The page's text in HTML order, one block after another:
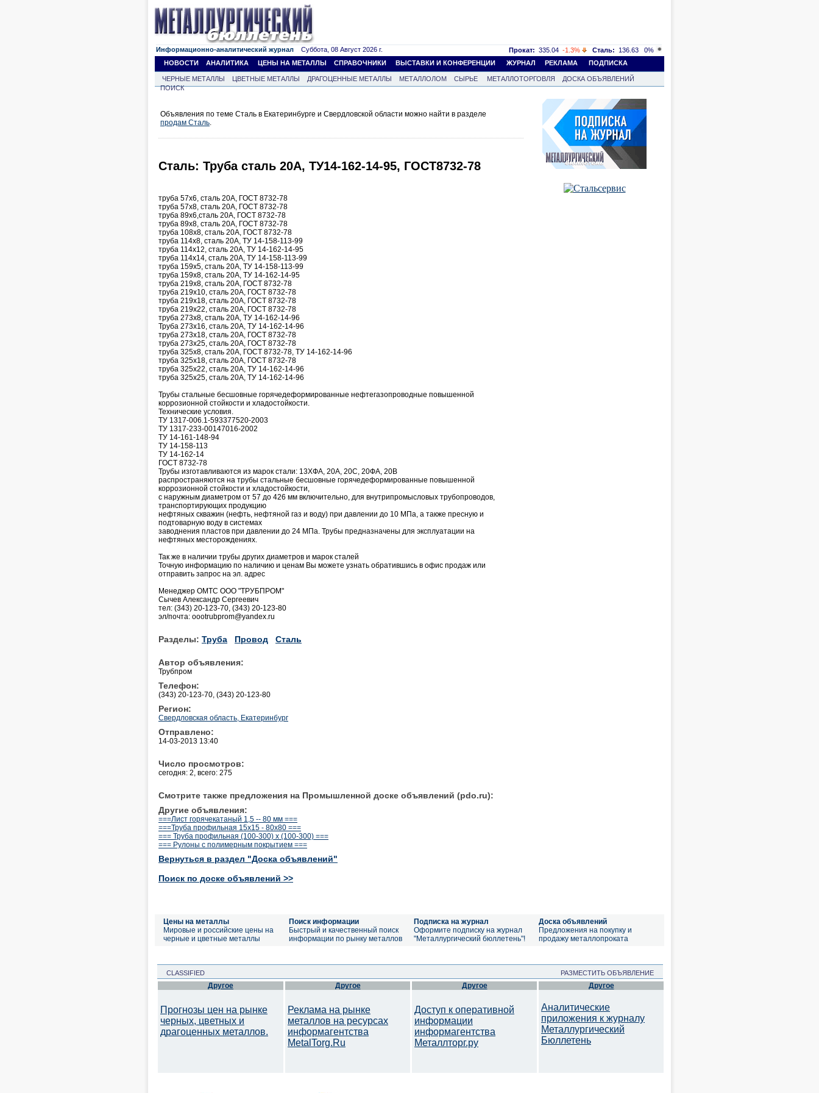
Информационно-аналитический журнал Суббота, 08 Август 2026 г. Прокат: 335.04 -1.3% Сталь: 136.63
0%
НОВОСТИ
АНАЛИТИКА ЦЕНЫ НА МЕТАЛЛЫ СПРАВОЧНИКИ ВЫСТАВКИ И КОНФЕРЕНЦИИ ЖУРНАЛ РЕКЛАМА ПОДПИСКА
ЧЕРНЫЕ МЕТАЛЛЫ ЦВЕТНЫЕ МЕТАЛЛЫ ДРАГОЦЕННЫЕ МЕТАЛЛЫ МЕТАЛЛОЛОМ СЫРЬЕ МЕТАЛЛОТОРГОВЛЯ
ДОСКА ОБЪЯВЛЕНИЙ
ПОИСК
Объявления по теме Сталь в Екатеринбурге и Свердловской области можно найти в разделе
продам Сталь.
Сталь: Труба сталь 20А, ТУ14-162-14-95, ГОСТ8732-78
труба 57х6, сталь 20А, ГОСТ 8732-78
труба 57х8, сталь 20А, ГОСТ 8732-78
труба 89х6,сталь 20А, ГОСТ 8732-78
труба 89х8, сталь 20А, ГОСТ 8732-78
труба 108х8, сталь 20А, ГОСТ 8732-78
труба 114х8, сталь 20А, ТУ 14-158-113-99
труба 114х12, сталь 20А, ТУ 14-162-14-95
труба 114х14, сталь 20А, ТУ 14-158-113-99
труба 159х5, сталь 20А, ТУ 14-158-113-99
труба 159х8, сталь 20А, ТУ 14-162-14-95
труба 219х8, сталь 20А, ГОСТ 8732-78
труба 219х10, сталь 20А, ГОСТ 8732-78
труба 219х18, сталь 20А, ГОСТ 8732-78
труба 219х22, сталь 20А, ГОСТ 8732-78
труба 273х8, сталь 20А, ТУ 14-162-14-96
Труба 273х16, сталь 20А, ТУ 14-162-14-96
труба 273х18, сталь 20А, ГОСТ 8732-78
труба 273х25, сталь 20А, ГОСТ 8732-78
труба 325х8, сталь 20А, ГОСТ 8732-78, ТУ 14-162-14-96
труба 325х18, сталь 20А, ГОСТ 8732-78
труба 325х22, сталь 20А, ТУ 14-162-14-96
труба 325х25, сталь 20А, ТУ 14-162-14-96
Трубы стальные бесшовные горячедеформированные нефтегазопроводные повышенной
коррозионной стойкости и хладостойкости.
Технические условия.
ТУ 1317-006.1-593377520-2003
ТУ 1317-233-00147016-2002
ТУ 14-161-148-94
ТУ 14-158-113
ТУ 14-162-14
ГОСТ 8732-78
Трубы изготавливаются из марок стали: 13ХФА, 20А, 20С, 20ФА, 20В
распространяются на трубы стальные бесшовные горячедеформированные повышенной
коррозионной стойкости и хладостойкости,
с наружным диаметром от 57 до 426 мм включительно, для внутрипромысловых трубопроводов,
транспортирующих продукцию
нефтяных скважин (нефть, нефтяной газ и воду) при давлении до 10 МПа, а также пресную и
подтоварную воду в системах
заводнения пластов при давлении до 24 МПа. Трубы предназначены для эксплуатации на
нефтяных месторождениях.
Так же в наличии трубы других диаметров и марок сталей
Точную информацию по наличию и ценам Вы можете узнать обратившись в офис продаж или
отправить запрос на эл. адрес
Менеджер ОМТС ООО "ТРУБПРОМ"
Сычев Александр Сергеевич
тел: (343) 20-123-70, (343) 20-123-80
эл/почта: oootrubprom@yandex.ru
Разделы: Труба Провод Сталь
Автор объявления:
Трубпром
Телефон:
(343) 20-123-70, (343) 20-123-80
Регион:
Свердловская область, Екатеринбург
Отправлено:
14-03-2013 13:40
Число просмотров:
сегодня: 2, всего: 275
Смотрите также предложения на Промышленной доске объявлений (pdo.ru):
Другие объявления:
===Лист горячекатаный 1,5 -- 80 мм ===
===Труба профильная 15x15 - 80x80 ===
=== Труба профильная (100-300) х (100-300) ===
=== Рулоны с полимерным покрытием ===
Вернуться в раздел "Доска объявлений"
Поиск по доске объявлений >>
Цены на металлы
Мировые и российские цены на
черные и цветные металлы
Поиск информации
Быстрый и качественный поиск
информации по рынку металлов
Подписка на журнал
Оформите подписку на журнал
"Металлургический бюллетень"!
Доска объявлений
Предложения на покупку и
продажу металлопроката
CLASSIFIED РАЗМЕСТИТЬ ОБЪЯВЛЕНИЕ
Другое
Прогнозы цен на рынке
черных, цветных и
драгоценных металлов.
Другое
Реклама на рынке
металлов на ресурсах
информагентства
MetalTorg.Ru
Другое
Доступ к оперативной
информации
информагентства
Металлторг.ру
Другое
Аналитические
приложения к журналу
Металлургический
Бюллетень